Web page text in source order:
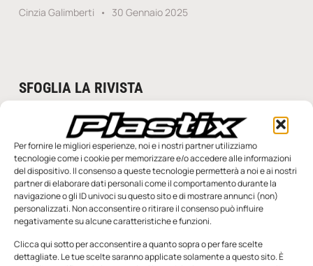
Per fornire le migliori esperienze, noi e i nostri partner utilizziamo
tecnologie come i cookie per memorizzare e/o accedere alle informazioni
del dispositivo. Il consenso a queste tecnologie permetterà a noi e ai nostri
partner di elaborare dati personali come il comportamento durante la
navigazione o gli ID univoci su questo sito e di mostrare annunci (non)
personalizzati. Non acconsentire o ritirare il consenso può influire
negativamente su alcune caratteristiche e funzioni.
Clicca qui sotto per acconsentire a quanto sopra o per fare scelte
dettagliate. Le tue scelte saranno applicate solamente a questo sito. È
Cinzia Galimberti 30 Gennaio 2025
SFOGLIA LA RIVISTA
n.5 - Giugno 2026 n.4 - Maggio 2026
Edicola Web